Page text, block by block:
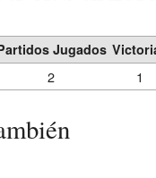
Jugados
2 1